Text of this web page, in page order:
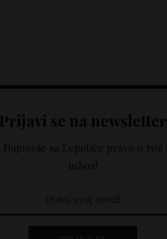
Prijavi se na newsletter
Najnovije sa Lepotice pravo u tvoj
inbox!